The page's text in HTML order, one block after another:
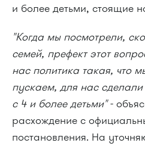
и более детьми, стоящие
"Когда мы посмотрели,
семей, префект этот
нас политика такая, что
пускаем, для нас
с 4 и более детьми"-
расхождение с
постановления. На